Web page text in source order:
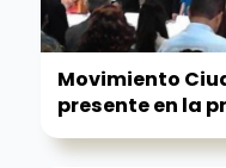
Movimiento
presente en la